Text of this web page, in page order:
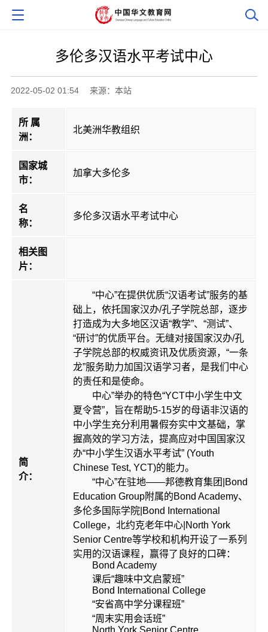
多伦多汉语水平考试中心
2022-05-02 01:54 来源：本站
所 属
洲：
北美洲华教组织
国家城
市：
加拿大多伦多
名
称：
多伦多汉语水平考试中心
相关图
片：
简
介：
“中心”在提供优质“汉语考试”服务的基
础上，依托国家汉办/孔子学院总部，逐步
打造成为大多地区汉语“教学”、“测试”、
“研讨”的优质平台。无缝对接国家汉办/孔
子学院总部的权威资讯及优质资源，“一条
龙”服务助力加国汉语学习者，是我们中心
的责任和是使命。
中心”举办的特色“YCT中小学生中文
夏令营”，旨在帮助5-15岁的母语非汉语的
中小学生充分利用暑假夯实中文基础，掌
握高效的学习方法，提高应对中国国家汉
办“中小学生汉语水平考试” (Youth
Chinese Test, YCT)的能力。
“中心”在驻地――邦德教育集团|Bond
Education Group附属的Bond Academy、
多伦多国际学院|Bond International
College，北约克老年中心|North York
Senior Centre等学校和机构开设了一系列
实用的汉语课程，赢得了良好的口碑：
Bond Academy
课后“趣味中文启蒙班”
Bond International College
“安省高中学分课程班”
“周末实用会话班”
North York Senior Centre